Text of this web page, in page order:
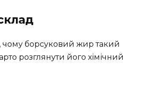
чому борсуковий жир такий
розглянути його хімічний